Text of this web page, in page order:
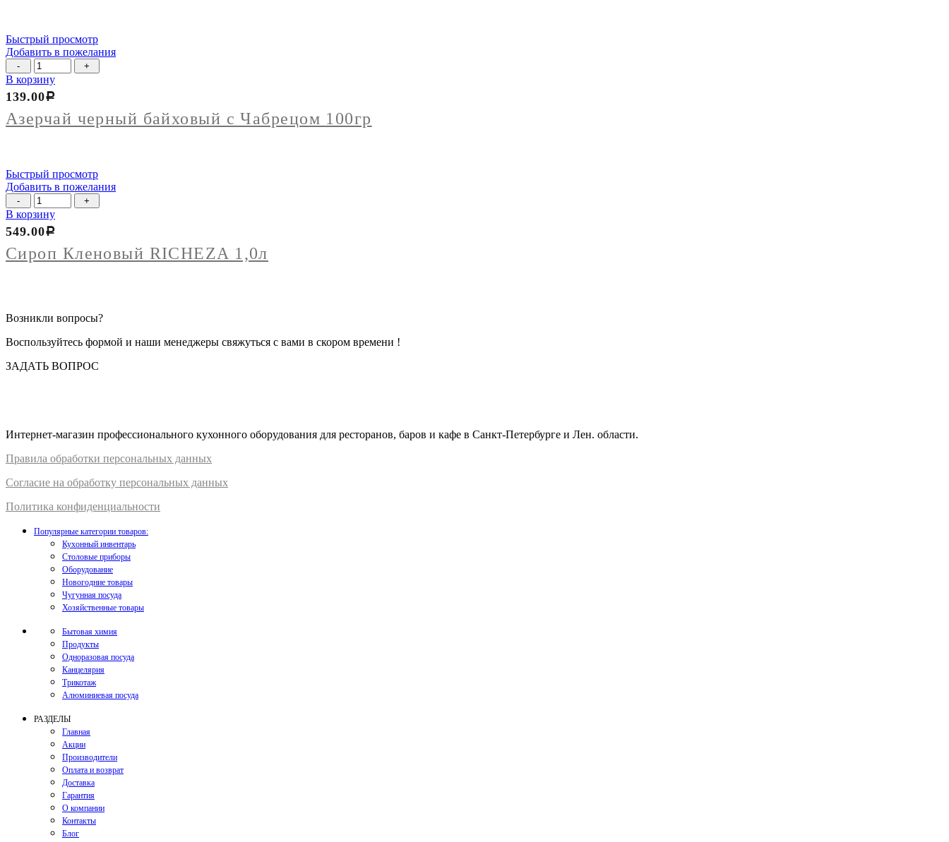
Быстрый просмотр
Добавить в пожелания
Количество
товара
Азерчай
черный
байховый
с
В корзину
Азерчай черный байховый с Чабрецом 100гр
139.00Р
Быстрый просмотр
Добавить в пожелания
Количество
товара
Сироп
Кленовый
RICHEZA
1,0л
В корзину
Сироп Кленовый RICHEZA 1,0л
549.00Р
Возникли вопросы?
Воспользуйтесь формой и наши менеджеры свяжуться с вами в скором времени !
ЗАДАТЬ ВОПРОС
Интернет-магазин профессионального кухонного оборудования для ресторанов, баров и кафе в Санкт-Петербурге и Лен. области.
Правила обработки персональных данных
Согласие на обработку персональных данных
Политика конфиденциальности
Популярные категории товаров:
Кухонный инвентарь
Столовые приборы
Оборудование
Новогодние товары
Чугунная посуда
Хозяйственные товары
Бытовая химия
Продукты
Одноразовая посуда
Канцелярия
Трикотаж
Алюминиевая посуда
РАЗДЕЛЫ
Главная
Акции
Производители
Оплата и возврат
Доставка
Гарантия
О компании
Контакты
Блог